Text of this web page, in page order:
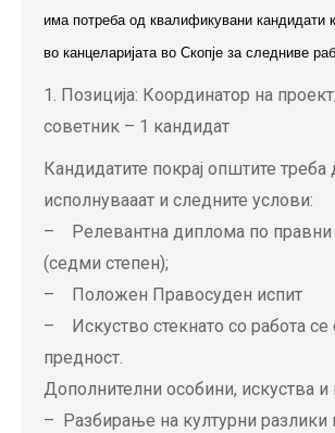
има потреба од квалификувани кандидати
во канцеларијата во Скопје за следниве
1. Позиција: Координатор на
советник – 1 кандидат
Кандидатите покрај општите треба
исполнувааат и следните услови:
– Релевантна диплома по правни
(седми степен);
– Положен Правосуден испит
– Искуство стекнато со работа се
предност.
Дополнителни особини, искуства
– Разбирање на културни разлики